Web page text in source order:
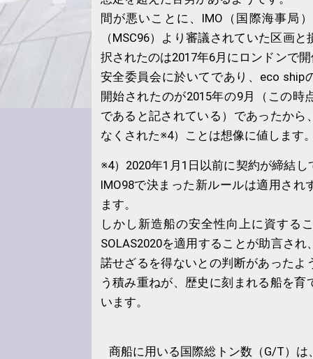
間が悪いことに、IMO（国際海事局
（MSC96）より審議されていた区画
択されたのは2017年6月にロンドンで
安全委員会に於いてであり、eco ship
開始されたのが2015年の9月（この時
であると記されている）であったから
なくされた※4）ことは想像に値します
※4）2020年1月1日以前に契約が締結
IMO98で決まった新ルールは適用され
ます。
しかし新造船の安全性向上に資する
SOLAS2020を適用することが助言さ
諾せざるを得ないとの判断があったよ
う積み重ねが、歴史に刻まれる船を育
います。
商船に用いる国際総トン数（G/T）